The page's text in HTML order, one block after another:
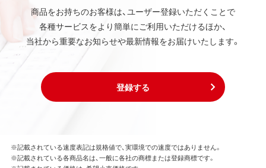
商品をお持ちのお客様は、ユーザー登録いただくことで
各種サービスをより簡単にご利用いただけるほか、
当社から重要なお知らせや最新情報をお届けいたします。
登録する
※記載されている速度表記は規格値で、実環境での速度ではありません。
※記載されている各商品名は、一般に各社の商標または登録商標です。